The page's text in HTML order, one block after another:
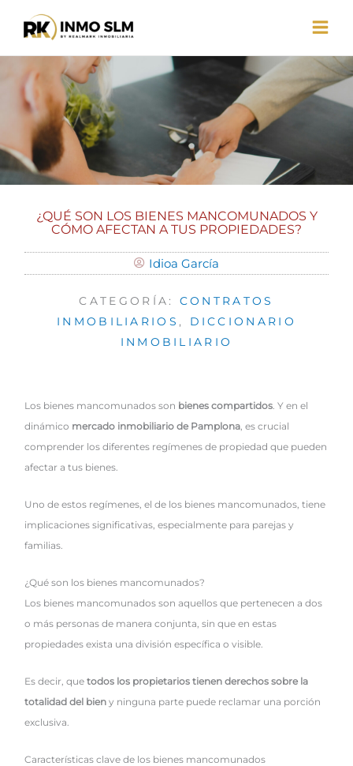
¿QUÉ SON LOS BIENES MANCOMUNADOS Y
CÓMO AFECTAN A TUS PROPIEDADES?
Idioa García
CATEGORÍA: CONTRATOS
INMOBILIARIOS , DICCIONARIO
INMOBILIARIO
Los bienes mancomunados son bienes compartidos . Y en el
dinámico mercado inmobiliario de Pamplona , es crucial
comprender los diferentes regímenes de propiedad que pueden
afectar a tus bienes.
Uno de estos regímenes, el de los bienes mancomunados, tiene
implicaciones significativas, especialmente para parejas y
familias.
¿Qué son los bienes mancomunados?
Los bienes mancomunados son aquellos que pertenecen a dos
o más personas de manera conjunta, sin que en estas
propiedades exista una división específica o visible.
Es decir, que todos los propietarios tienen derechos sobre la
totalidad del bien y ninguna parte puede reclamar una porción
exclusiva.
Características clave de los bienes mancomunados